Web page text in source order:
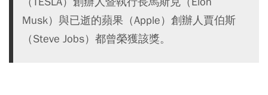
Musk）與已逝的蘋果（Apple）創辦人賈伯斯
（Steve Jobs）都曾榮獲該獎。